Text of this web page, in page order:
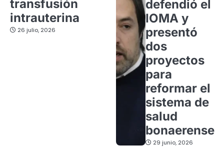
transfusión
intrauterina
26 julio, 2026
defendió el
IOMA y
presentó
dos
proyectos
para
reformar el
sistema de
salud
bonaerense
29 junio, 2026